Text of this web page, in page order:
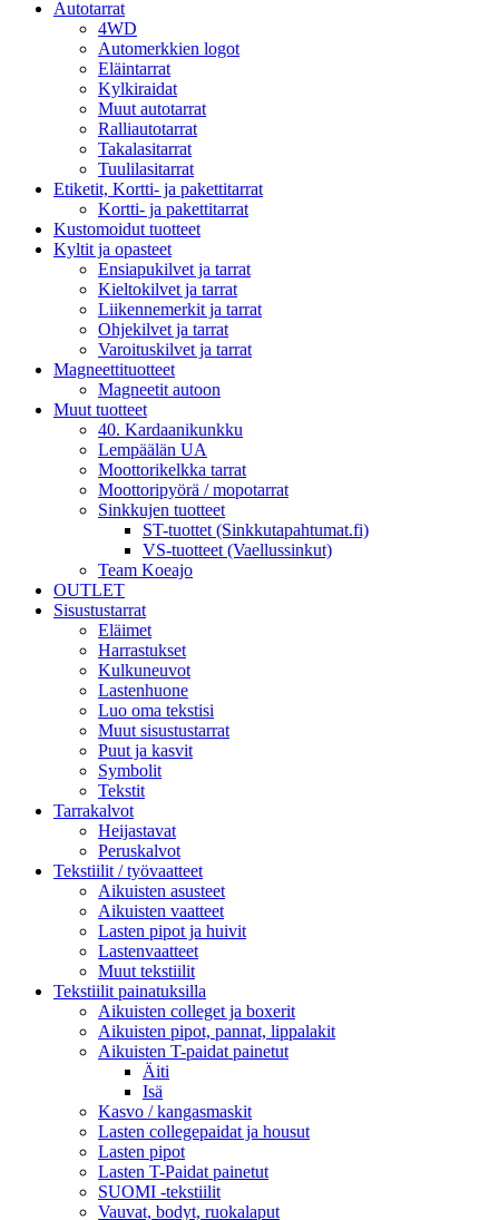
Autotarrat
4WD
Automerkkien logot
Eläintarrat
Kylkiraidat
Muut autotarrat
Ralliautotarrat
Takalasitarrat
Tuulilasitarrat
Etiketit, Kortti- ja pakettitarrat
Kortti- ja pakettitarrat
Kustomoidut tuotteet
Kyltit ja opasteet
Ensiapukilvet ja tarrat
Kieltokilvet ja tarrat
Liikennemerkit ja tarrat
Ohjekilvet ja tarrat
Varoituskilvet ja tarrat
Magneettituotteet
Magneetit autoon
Muut tuotteet
40. Kardaanikunkku
Lempäälän UA
Moottorikelkka tarrat
Moottoripyörä / mopotarrat
Sinkkujen tuotteet
ST-tuottet (Sinkkutapahtumat.fi)
VS-tuotteet (Vaellussinkut)
Team Koeajo
OUTLET
Sisustustarrat
Eläimet
Harrastukset
Kulkuneuvot
Lastenhuone
Luo oma tekstisi
Muut sisustustarrat
Puut ja kasvit
Symbolit
Tekstit
Tarrakalvot
Heijastavat
Peruskalvot
Tekstiilit / työvaatteet
Aikuisten asusteet
Aikuisten vaatteet
Lasten pipot ja huivit
Lastenvaatteet
Muut tekstiilit
Tekstiilit painatuksilla
Aikuisten colleget ja boxerit
Aikuisten pipot, pannat, lippalakit
Aikuisten T-paidat painetut
Äiti
Isä
Kasvo / kangasmaskit
Lasten collegepaidat ja housut
Lasten pipot
Lasten T-Paidat painetut
SUOMI -tekstiilit
Vauvat, bodyt, ruokalaput